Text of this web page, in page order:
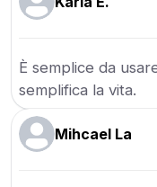
È semplice da
semplifica la vita.
Mihcael La